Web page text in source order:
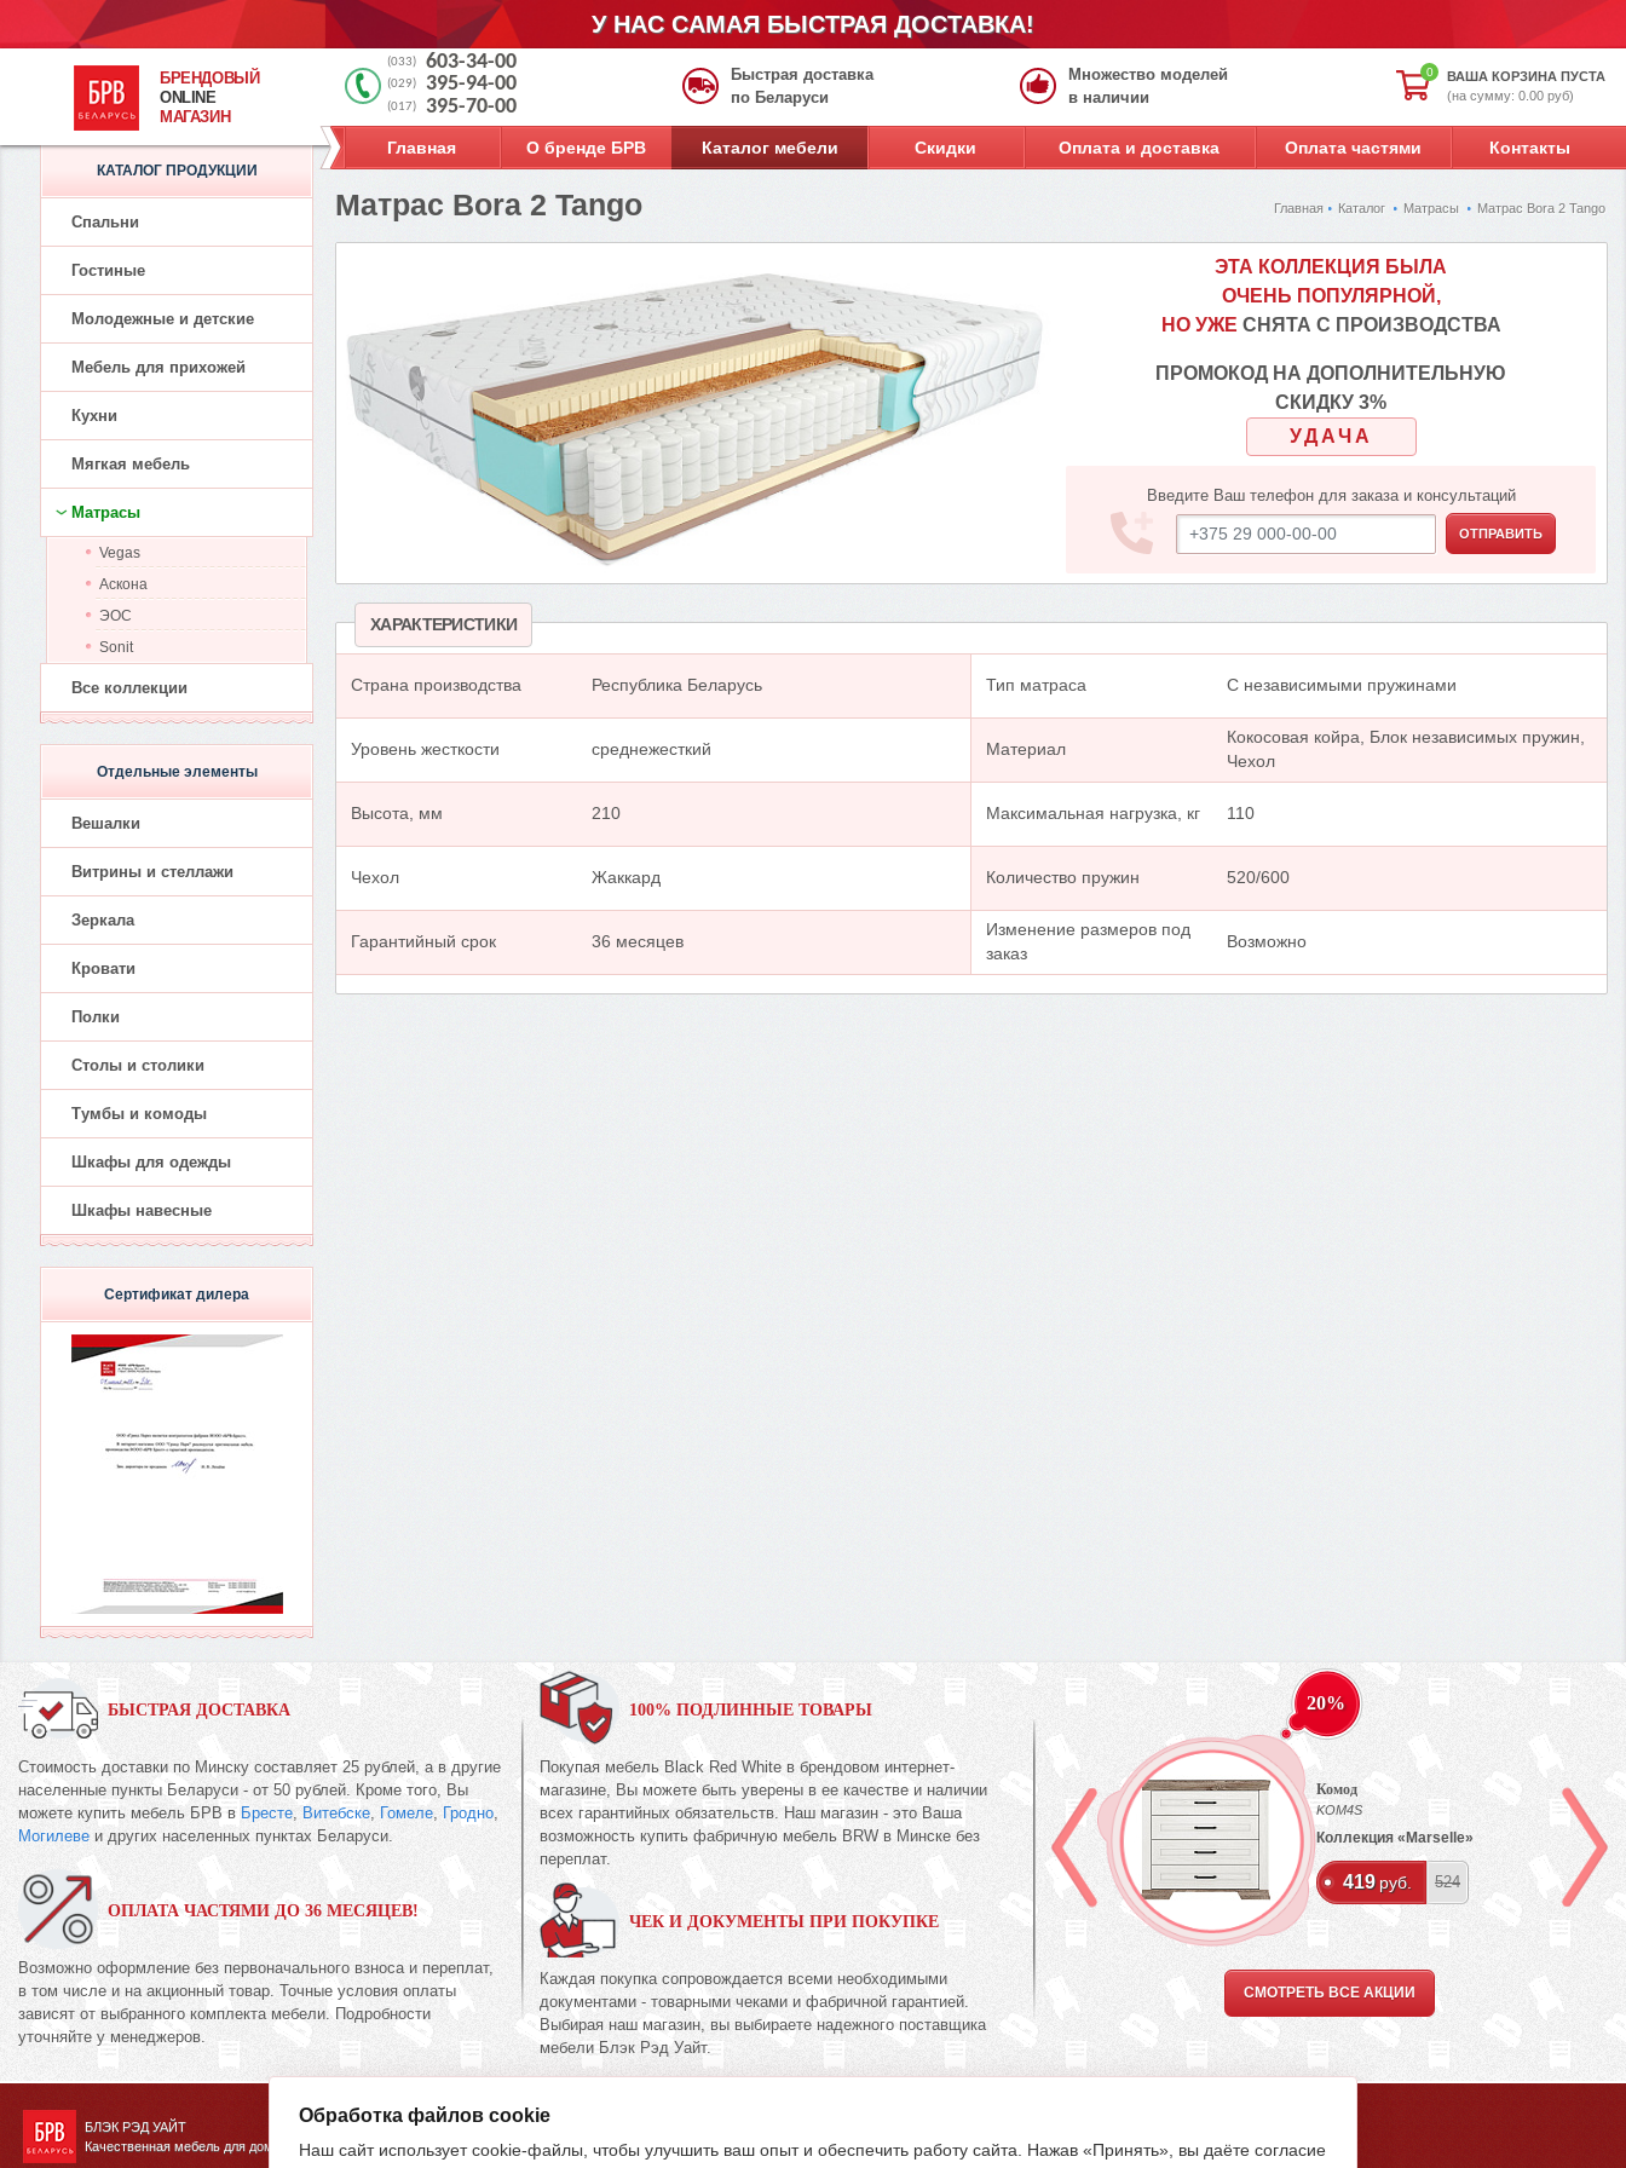
У НАС САМАЯ БЫСТРАЯ ДОСТАВКА!
БРЕНДОВЫЙ
ONLINE
МАГАЗИН
0
ВАША КОРЗИНА ПУСТА
(на сумму: 0.00 руб)
(033) 603-34-00
(029) 395-94-00
(017) 395-70-00
Быстрая доставка
по Беларуси
Множество моделей
в наличии
Главная О бренде БРВ Каталог мебели Скидки Оплата и доставка Оплата частями Контакты
Главная Каталог Матрасы Матрас Bora 2 Tango
Матрас Bora 2 Tango
ЭТА КОЛЛЕКЦИЯ БЫЛА
ОЧЕНЬ ПОПУЛЯРНОЙ,
НО УЖЕ СНЯТА С ПРОИЗВОДСТВА
ПРОМОКОД НА ДОПОЛНИТЕЛЬНУЮ
СКИДКУ 3%
УДАЧА
Введите Ваш телефон для заказа и консультаций
ОТПРАВИТЬ
ХАРАКТЕРИСТИКИ
Страна производства Республика Беларусь
Уровень жесткости среднежесткий
Высота, мм 210
Чехол Жаккард
Гарантийный срок 36 месяцев
Тип матраса С независимыми пружинами
Материал
Кокосовая койра, Блок независимых пружин,
Чехол
Максимальная нагрузка, кг 110
Количество пружин 520/600
Изменение размеров под
заказ
Возможно
КАТАЛОГ ПРОДУКЦИИ
Спальни
Гостиные
Молодежные и детские
Мебель для прихожей
Кухни
Мягкая мебель
Матрасы
Vegas
Аскона
ЭОС
Sonit
Все коллекции
Отдельные элементы
Вешалки
Витрины и стеллажи
Зеркала
Кровати
Полки
Столы и столики
Тумбы и комоды
Шкафы для одежды
Шкафы навесные
Сертификат дилера
БЫСТРАЯ ДОСТАВКА
Стоимость доставки по Минску составляет 25 рублей, а в другие
населенные пункты Беларуси - от 50 рублей. Кроме того, Вы
можете купить мебель БРВ в Бресте, Витебске, Гомеле, Гродно,
Могилеве и других населенных пунктах Беларуси.
ОПЛАТА ЧАСТЯМИ ДО 36 МЕСЯЦЕВ!
Возможно оформление без первоначального взноса и переплат,
в том числе и на акционный товар. Точные условия оплаты
зависят от выбранного комплекта мебели. Подробности
уточняйте у менеджеров.
100% ПОДЛИННЫЕ ТОВАРЫ
Покупая мебель Black Red White в брендовом интернет-
магазине, Вы можете быть уверены в ее качестве и наличии
всех гарантийных обязательств. Наш магазин - это Ваша
возможность купить фабричную мебель BRW в Минске без
переплат.
ЧЕК И ДОКУМЕНТЫ ПРИ ПОКУПКЕ
Каждая покупка сопровождается всеми необходимыми
документами - товарными чеками и фабричной гарантией.
Выбирая наш магазин, вы выбираете надежного поставщика
мебели Блэк Рэд Уайт.
20%
Комод
KOM4S
Коллекция «Marselle»
419 руб. 524
СМОТРЕТЬ ВСЕ АКЦИИ
БЛЭК РЭД УАЙТ
Качественная мебель для дома
Обработка файлов cookie
Наш сайт использует cookie-файлы, чтобы улучшить ваш опыт и обеспечить работу сайта. Нажав «Принять», вы даёте согласие